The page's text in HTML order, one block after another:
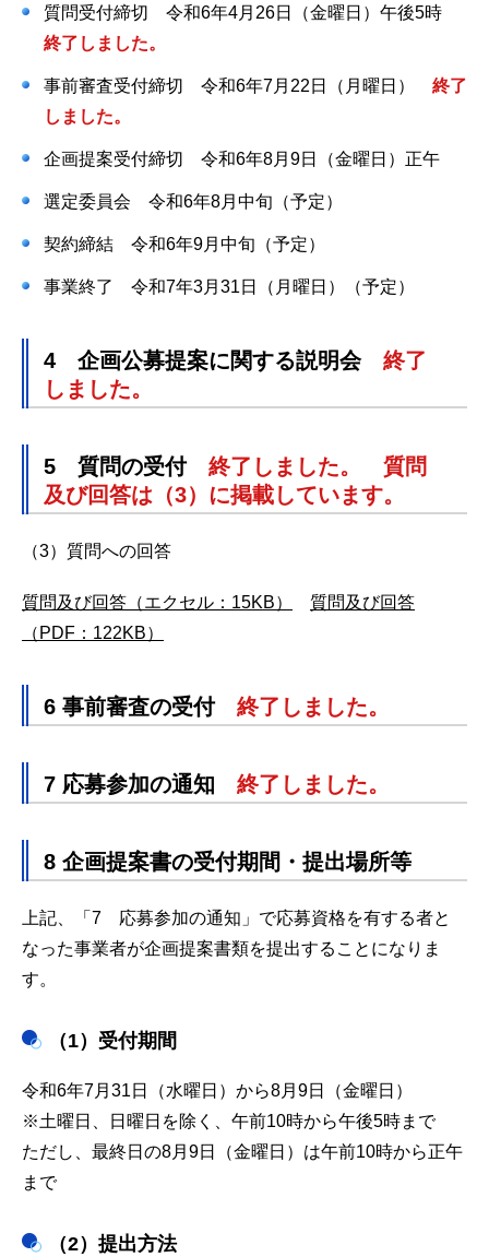
質問受付締切 令和6年4月26日（金曜日）午後5時
終了しました。
事前審査受付締切 令和6年7月22日（月曜日） 終了
しました。
企画提案受付締切 令和6年8月9日（金曜日）正午
選定委員会 令和6年8月中旬（予定）
契約締結 令和6年9月中旬（予定）
事業終了 令和7年3月31日（月曜日）（予定）
4 企画公募提案に関する説明会 終了
しました。
5 質問の受付 終了しました。 質問
及び回答は（3）に掲載しています。
（3）質問への回答
質問及び回答（エクセル：15KB）
質問及び回答
（PDF：122KB）
6 事前審査の受付 終了しました。
7 応募参加の通知 終了しました。
8 企画提案書の受付期間・提出場所等
上記、「7 応募参加の通知」で応募資格を有する者と
なった事業者が企画提案書類を提出することになりま
す。
（1）受付期間
令和6年7月31日（水曜日）から8月9日（金曜日）
※土曜日、日曜日を除く、午前10時から午後5時まで
ただし、最終日の8月9日（金曜日）は午前10時から正午
まで
（2）提出方法